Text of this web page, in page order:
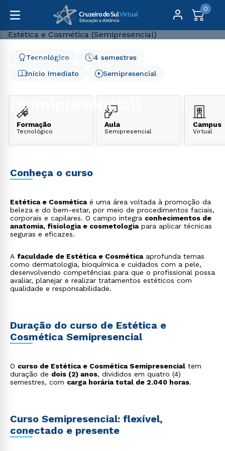
0
Graduação
Saúde
Estética e Cosmética (Semipresencial)
(Semipresencial)
Início Imediato
4 semestres
Tecnológico
Semipresencial
Formação
Tecnológico
Aula
Semipresencial
Campus
Virtual
Conheça o curso
Estética e Cosméticaé uma área voltada à promoção da
beleza e do bem-estar, por meio de procedimentos faciais,
corporais e capilares. O campo integra conhecimentos de
anatomia, fisiologia e cosmetologiapara aplicar técnicas
seguras e eficazes.
A faculdade de Estética e Cosméticaaprofunda temas
como dermatologia, bioquímica e cuidados com a pele,
desenvolvendo competências para que o profissional possa
avaliar, planejar e realizar tratamentos estéticos com
qualidade e responsabilidade.
Duração do curso de Estética e
Cosmética Semipresencial
O curso de Estética e Cosmética Semipresencial tem
duração de dois (2) anos, divididos em quatro (4)
semestres, com carga horária total de 2.040 horas.
Curso Semipresencial: flexível,
conectado e presente